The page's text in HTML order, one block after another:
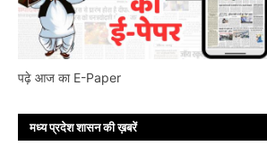
पढ़े आज का E-Paper
मध्य प्रदेश शासन की ख़बरें